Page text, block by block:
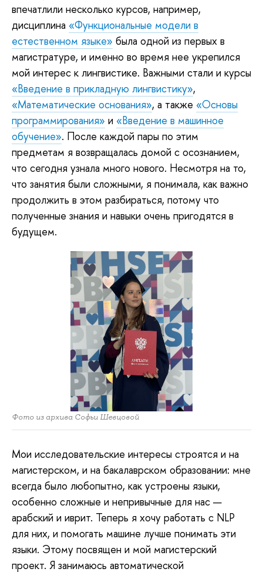
впечатлили несколько курсов, например,
дисциплина «Функциональные модели в
естественном языке» была одной из первых в
магистратуре, и именно во время нее укрепился
мой интерес к лингвистике. Важными стали и курсы
«Введение в прикладную лингвистику»,
«Математические основания», а также «Основы
программирования» и «Введение в машинное
обучение». После каждой пары по этим
предметам я возвращалась домой с осознанием,
что сегодня узнала много нового. Несмотря на то,
что занятия были сложными, я понимала, как важно
продолжить в этом разбираться, потому что
полученные знания и навыки очень пригодятся в
будущем.
Фото из архива Софьи Шевцовой
Мои исследовательские интересы строятся и на
магистерском, и на бакалаврском образовании: мне
всегда было любопытно, как устроены языки,
особенно сложные и непривычные для нас —
арабский и иврит. Теперь я хочу работать с NLP
для них, и помогать машине лучше понимать эти
языки. Этому посвящен и мой магистерский
проект. Я занимаюсь автоматической